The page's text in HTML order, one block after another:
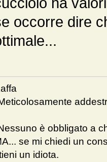
occorre dire
è obbligato a
se mi chiedi un
un idiota.